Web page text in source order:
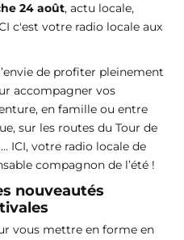
24 août, actu locale,
c'est votre radio locale aux
de profiter pleinement
accompagner vos
en famille ou entre
sur les routes du Tour de
ICI, votre radio locale de
compagnon de l’été !
nouveautés
vous mettre en forme en